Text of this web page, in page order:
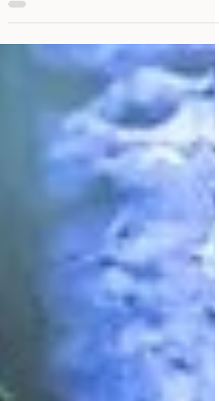
proportion avant l'arrivée du romantisme au début du
18e siècle. L'opéra baroque est né dans le sillage de la
siècles. Esthétiquement, il prend beaucoup au théâtre,
notamment son hyper-expressivité ou sa propension à
confronter de vifs contrastes en dressant le bien d'un
côté et le mal de l'autre. L'opéra baroque a été, en
premier lieu, mis en place grâce, en partie,